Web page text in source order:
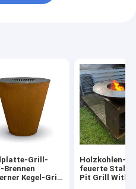
Grill-
Brennen
Kegel-Grill
Holzkohlen-
feuerte
Pit Grill With